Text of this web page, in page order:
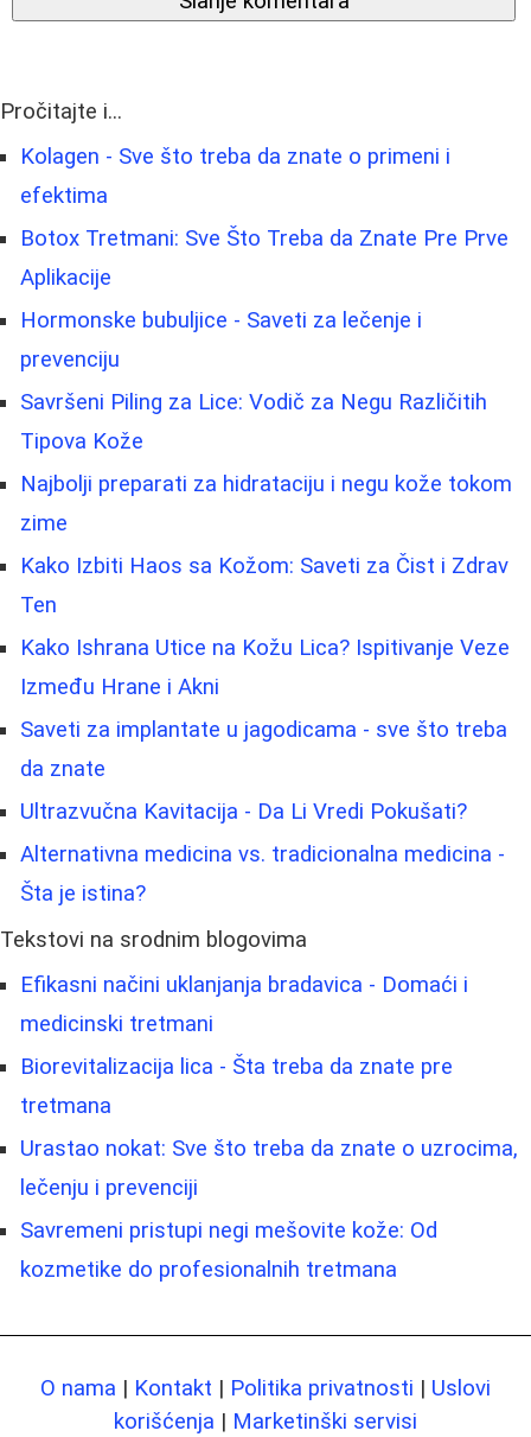
Pročitajte i...
Kolagen - Sve što treba da znate o primeni i
efektima
Botox Tretmani: Sve Što Treba da Znate Pre Prve
Aplikacije
Hormonske bubuljice - Saveti za lečenje i
prevenciju
Savršeni Piling za Lice: Vodič za Negu Različitih
Tipova Kože
Najbolji preparati za hidrataciju i negu kože tokom
zime
Kako Izbiti Haos sa Kožom: Saveti za Čist i Zdrav
Ten
Kako Ishrana Utice na Kožu Lica? Ispitivanje Veze
Između Hrane i Akni
Saveti za implantate u jagodicama - sve što treba
da znate
Ultrazvučna Kavitacija - Da Li Vredi Pokušati?
Alternativna medicina vs. tradicionalna medicina -
Šta je istina?
Tekstovi na srodnim blogovima
Efikasni načini uklanjanja bradavica - Domaći i
medicinski tretmani
Biorevitalizacija lica - Šta treba da znate pre
tretmana
Urastao nokat: Sve što treba da znate o uzrocima,
lečenju i prevenciji
Savremeni pristupi negi mešovite kože: Od
kozmetike do profesionalnih tretmana
O nama | Kontakt | Politika privatnosti | Uslovi
korišćenja | Marketinški servisi